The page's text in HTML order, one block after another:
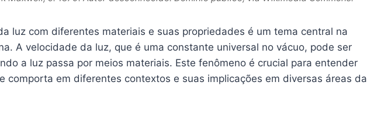
luz com diferentes materiais e suas propriedades é um tema central na
A velocidade da luz, que é uma constante universal no vácuo, pode ser
a luz passa por meios materiais. Este fenômeno é crucial para entender
comporta em diferentes contextos e suas implicações em diversas áreas da